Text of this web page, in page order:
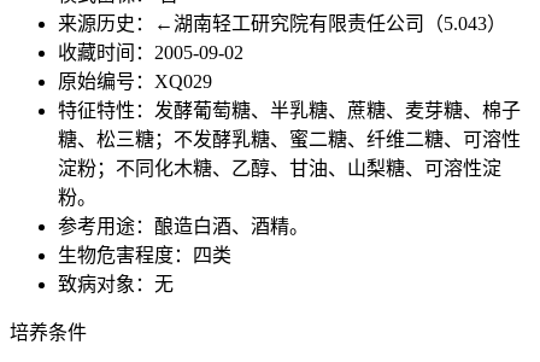
来源历史：←湖南轻工研究院有限责任公司（5.043）
收藏时间：2005-09-02
原始编号：XQ029
特征特性：发酵葡萄糖、半乳糖、蔗糖、麦芽糖、棉子
糖、松三糖；不发酵乳糖、蜜二糖、纤维二糖、可溶性
淀粉；不同化木糖、乙醇、甘油、山梨糖、可溶性淀
粉。
参考用途：酿造白酒、酒精。
生物危害程度：四类
致病对象：无
培养条件